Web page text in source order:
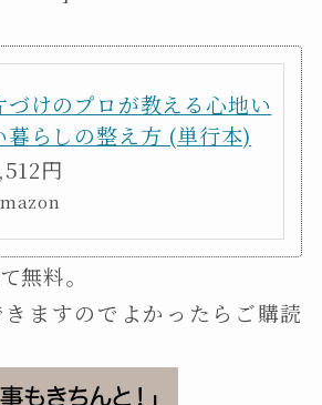
づけのプロが教える心地い
暮らしの整え方 (単行本)
円
無料。
ますのでよかったらご購読